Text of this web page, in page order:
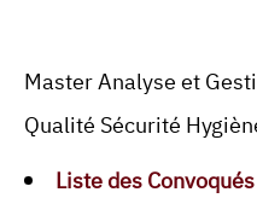
Master Analyse et
Qualité Sécurité
Liste des